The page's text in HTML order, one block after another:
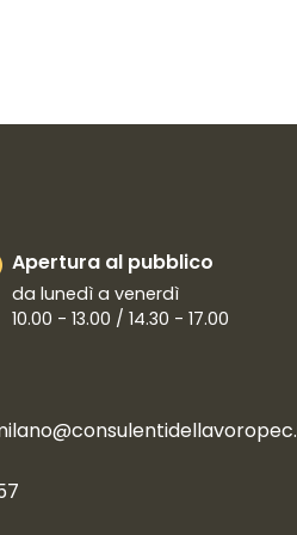
Apertura al pubblico
da lunedì a venerdì
10.00 - 13.00 / 14.30 - 17.00